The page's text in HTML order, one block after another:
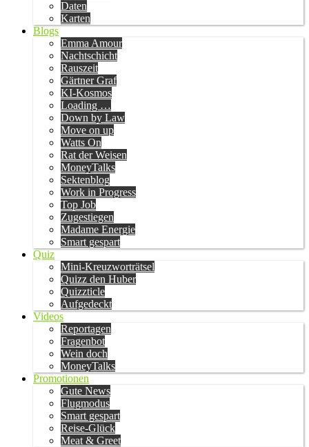
Daten
Karten
Blogs
Emma Amour
Nachtschicht
Rauszeit
Gärtner Graf
KI-Kosmos
Loading …
Down by Law
Move on up
Watts On
Rat der Weisen
MoneyTalks
Sektenblog
Work in Progress
Top Job
Zugestiegen
Madame Energie
Smart gespart
Quiz
Mini-Kreuzworträtsel
Quizz den Huber
Quizzticle
Aufgedeckt
Videos
Reportagen
Fragenbot
Wein doch
MoneyTalks
Promotionen
Gute News
Flugmodus
Smart gespart
Reise-Glück
Meat & Greet